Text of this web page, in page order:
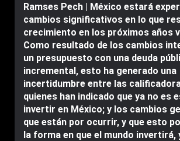
Ramses Pech | México estará
cambios significativos en lo que
crecimiento en los próximos años
Como resultado de los cambios
un presupuesto con una deuda
incremental, esto ha generado una
incertidumbre entre las
quienes han indicado que ya no es
invertir en México; y los cambios
que están por ocurrir, y que esto
la forma en que el mundo invertirá,